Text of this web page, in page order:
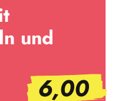
und
6,00